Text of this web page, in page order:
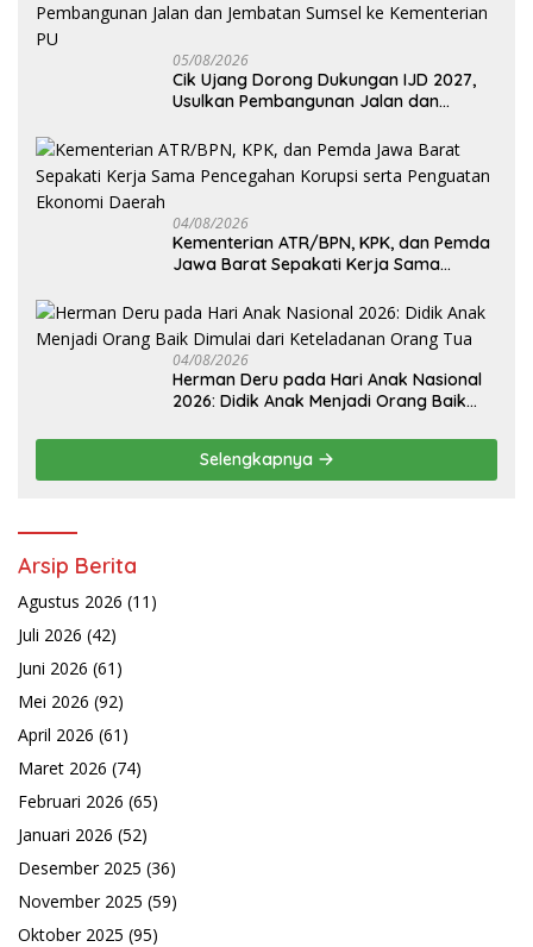
05/08/2026
Cik Ujang Dorong Dukungan IJD 2027,
Usulkan Pembangunan Jalan dan
04/08/2026
Kementerian ATR/BPN, KPK, dan Pemda
Jawa Barat Sepakati Kerja Sama
Ekonomi Daerah
04/08/2026
Herman Deru pada Hari Anak Nasional
2026: Didik Anak Menjadi Orang Baik
Selengkapnya
Arsip Berita
Agustus 2026 (11)
Juli 2026 (42)
Juni 2026 (61)
Mei 2026 (92)
April 2026 (61)
Maret 2026 (74)
Februari 2026 (65)
Januari 2026 (52)
Desember 2025 (36)
November 2025 (59)
Oktober 2025 (95)